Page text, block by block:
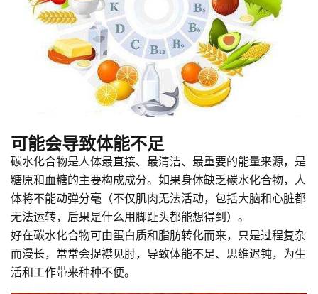
可能会导致体能不足
碳水化合物是人体最直接、最清洁、最重要的能量来源，是
糖原和血糖的主要构成成分。如果身体缺乏碳水化合物，人
体将不能动弹分毫（不仅肌肉无法活动，包括大脑和心脏都
无法运转，后果是什么用脚趾头都能想得到）。
好在碳水化合物可由蛋白质和脂肪转化而来，只是过程复杂
而漫长，常常会捉襟见肘，导致体能不足、思维迟钝，为生
活和工作带来种种不便。